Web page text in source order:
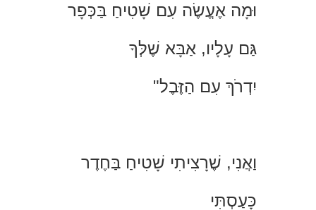
וּמָה אֶעֱשֶׂה עִם שָׁטִיחַ בַּכְּפָר
גַּם עָלָיו, אַבָּא שֶׁלְּךָ
יִדְרֹךְ עִם הַזֶּבֶל"
וַאֲנִי, שֶׁרָצִיתִי שָׁטִיחַ בַּחֶדֶר
כָּעַסְתִּי